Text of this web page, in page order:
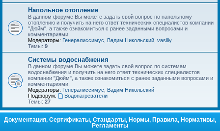
Напольное отопление
В данном форуме Вы можете задать свой вопрос по напольному
отоплению и получить на него ответ технических специалистов компании
"Дюйм", а также ознакомиться с ранее заданными вопросами и
комментариями.
Модераторы: Генералиссимус Вадим Никольский vasiliy
Темы: 9
Системы водоснабжения
В данном форуме Вы можете задать свой вопрос по системам
водоснабжения и получить на него ответ технических специалистов
компании "Дюйм", а также ознакомиться с ранее заданными вопросами и
комментариями.
Модераторы: Генералиссимус
Вадим Никольский
Подфорум:
Водонагреватели
Темы: 27
Документация, Сертификаты, Стандарты, Нормы, Правила, Нормативы,
Регламенты